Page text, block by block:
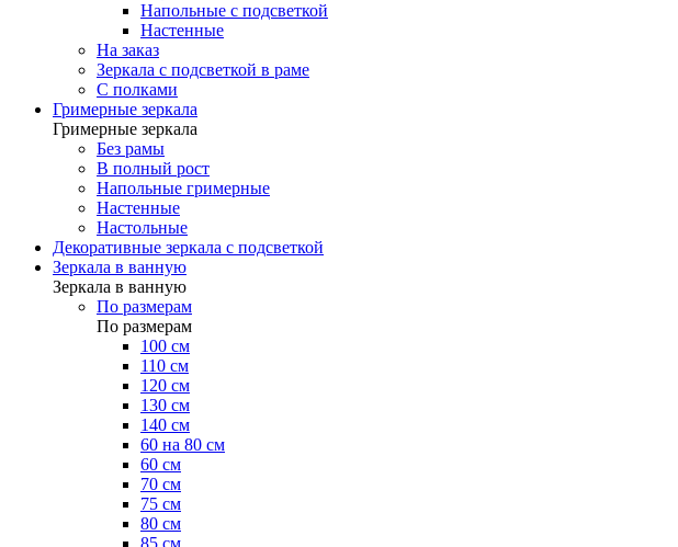
Напольные с подсветкой
Настенные
На заказ
Зеркала с подсветкой в раме
С полками
Гримерные зеркала
Гримерные зеркала
Без рамы
В полный рост
Напольные гримерные
Настенные
Настольные
Декоративные зеркала с подсветкой
Зеркала в ванную
Зеркала в ванную
По размерам
По размерам
100 см
110 см
120 см
130 см
140 см
60 на 80 см
60 см
70 см
75 см
80 см
85 см